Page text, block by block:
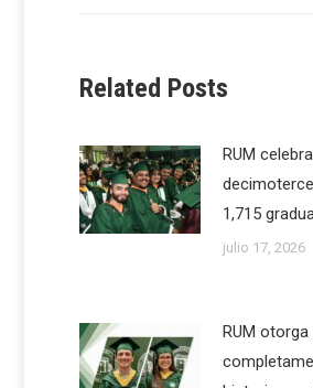
Related Posts
RUM
1,715
julio 17, 2026
RUM